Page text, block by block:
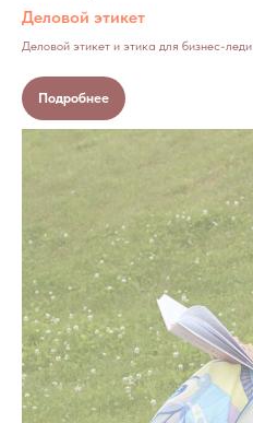
Деловой этикет
Деловой этикет и этика для бизнес-леди
Подробнее